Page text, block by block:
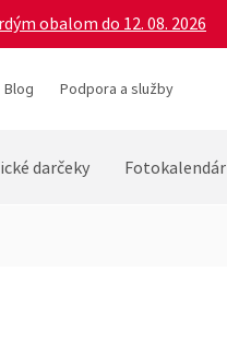
obalom do 12. 08. 2026
Blog Podpora a služby
darčeky Fotokalendár